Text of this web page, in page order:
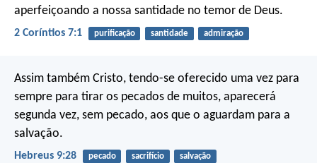
aperfeiçoando a nossa santidade no temor de Deus.
2 Coríntios 7:1 purificação santidade admiração
Assim também Cristo, tendo-se oferecido uma vez para
sempre para tirar os pecados de muitos, aparecerá
segunda vez, sem pecado, aos que o aguardam para a
salvação.
Hebreus 9:28 pecado sacrifício salvação